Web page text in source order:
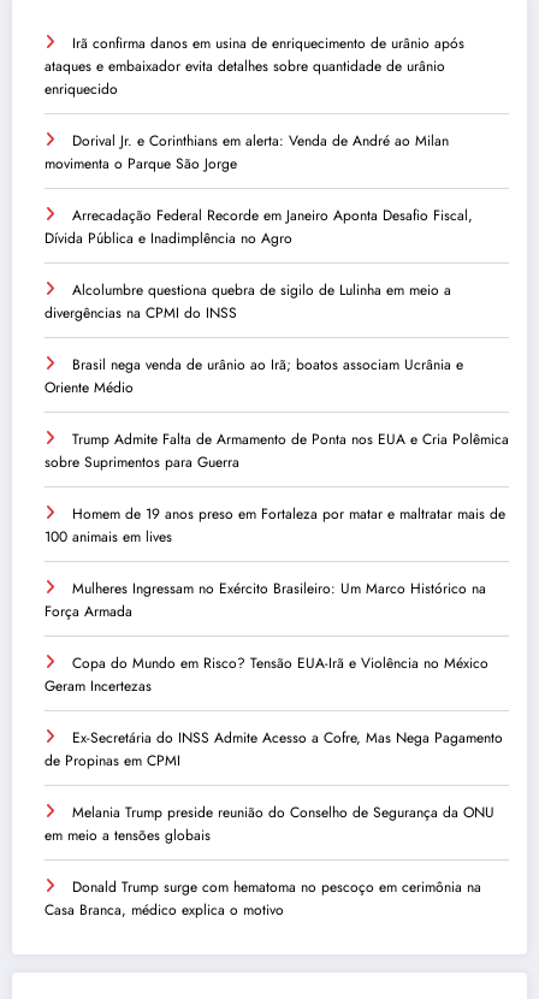
Irã confirma danos em usina de enriquecimento de urânio após
ataques e embaixador evita detalhes sobre quantidade de urânio
enriquecido
Dorival Jr. e Corinthians em alerta: Venda de André ao Milan
movimenta o Parque São Jorge
Arrecadação Federal Recorde em Janeiro Aponta Desafio Fiscal,
Dívida Pública e Inadimplência no Agro
Alcolumbre questiona quebra de sigilo de Lulinha em meio a
divergências na CPMI do INSS
Brasil nega venda de urânio ao Irã; boatos associam Ucrânia e
Oriente Médio
Trump Admite Falta de Armamento de Ponta nos EUA e Cria Polêmica
sobre Suprimentos para Guerra
Homem de 19 anos preso em Fortaleza por matar e maltratar mais de
100 animais em lives
Mulheres Ingressam no Exército Brasileiro: Um Marco Histórico na
Força Armada
Copa do Mundo em Risco? Tensão EUA-Irã e Violência no México
Geram Incertezas
Ex-Secretária do INSS Admite Acesso a Cofre, Mas Nega Pagamento
de Propinas em CPMI
Melania Trump preside reunião do Conselho de Segurança da ONU
em meio a tensões globais
Donald Trump surge com hematoma no pescoço em cerimônia na
Casa Branca, médico explica o motivo